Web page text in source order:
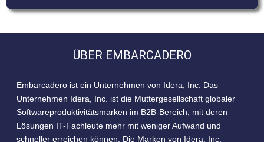
ÜBER EMBARCADERO
Embarcadero ist ein Unternehmen von Idera, Inc. Das
Unternehmen Idera, Inc. ist die Muttergesellschaft globaler
Softwareproduktivitätsmarken im B2B-Bereich, mit deren
Lösungen IT-Fachleute mehr mit weniger Aufwand und
schneller erreichen können. Die Marken von Idera, Inc.